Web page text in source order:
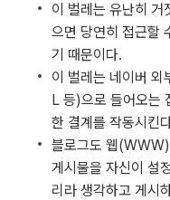
이 벌레는 유난히
으면 당연히 접근할
기 때문이다.
이 벌레는 네이버
L 등)으로 들어오는
한 결계를 작동시킨
블로그도 웹(WWW)
게시물을 자신이 설
리라 생각하고 게시